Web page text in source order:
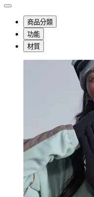
商品分類
功能
材質